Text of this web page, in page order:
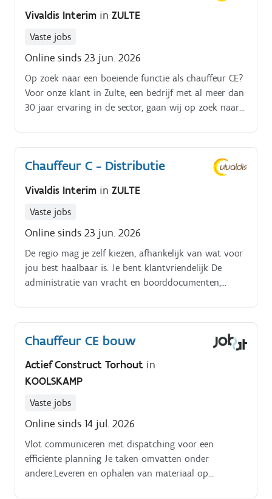
Vivaldis Interim in ZULTE
Vaste jobs
Online sinds 23 jun. 2026
Op zoek naar een boeiende functie als chauffeur CE?
Voor onze klant in Zulte, een bedrijf met al meer dan
30 jaar ervaring in de sector, gaan wij op zoek naar
nationale distributiezendingen binnen een bepaalde
regio.
Chauffeur C - Distributie
Vivaldis Interim in ZULTE
Vaste jobs
Online sinds 23 jun. 2026
De regio mag je zelf kiezen, afhankelijk van wat voor
jou best haalbaar is. Je bent klantvriendelijk De
administratie van vracht en boorddocumenten,
Chauffeur CE bouw
Actief Construct Torhout in
KOOLSKAMP
Vaste jobs
Online sinds 14 jul. 2026
Vlot communiceren met dispatching voor een
efficiënte planning Je taken omvatten onder
andere:Leveren en ophalen van materiaal op